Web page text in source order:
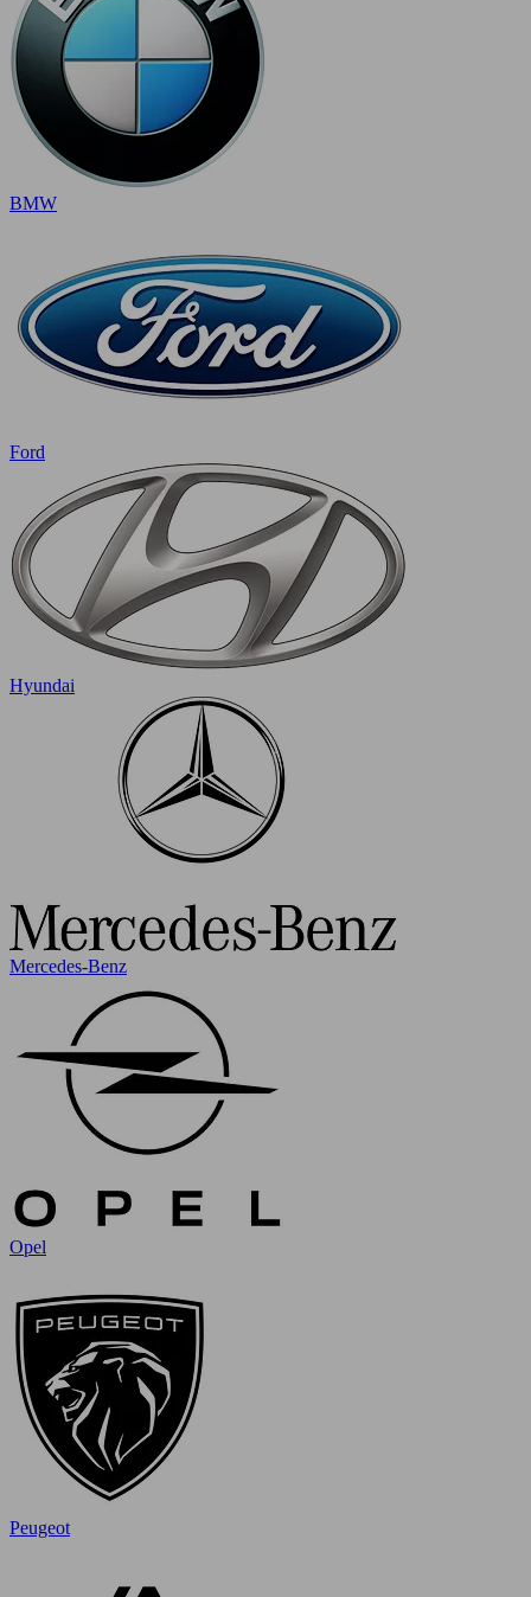
BMW
Ford
Hyundai
Mercedes-Benz
Opel
Peugeot